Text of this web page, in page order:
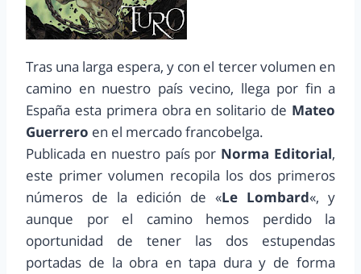
Tras una larga espera, y con el tercer volumen en
camino en nuestro país vecino, llega por fin a
España esta primera obra en solitario de Mateo
Guerrero en el mercado francobelga.
Publicada en nuestro país por Norma Editorial,
este primer volumen recopila los dos primeros
números de la edición de «Le Lombard«, y
aunque por el camino hemos perdido la
oportunidad de tener las dos estupendas
portadas de la obra en tapa dura y de forma